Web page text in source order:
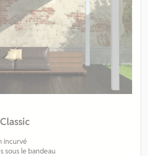
incurvé
sous le bandeau